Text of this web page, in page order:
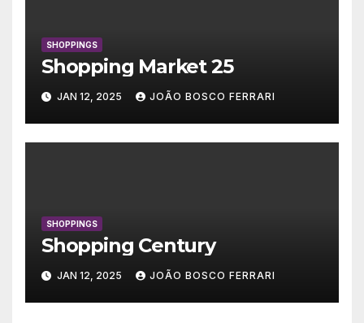
SHOPPINGS
Shopping Market 25
JAN 12, 2025 JOÃO BOSCO FERRARI
SHOPPINGS
Shopping Century
JAN 12, 2025 JOÃO BOSCO FERRARI